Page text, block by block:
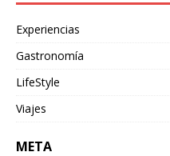
Experiencias
Gastronomía
LifeStyle
Viajes
META